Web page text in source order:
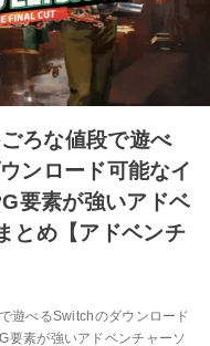
ろな値段で遊べ
ンロード可能なイ
要素が強いアドベ
とめ【アドベンチ
遊べるSwitchのダウンロード
要素が強いアドベンチャーソ